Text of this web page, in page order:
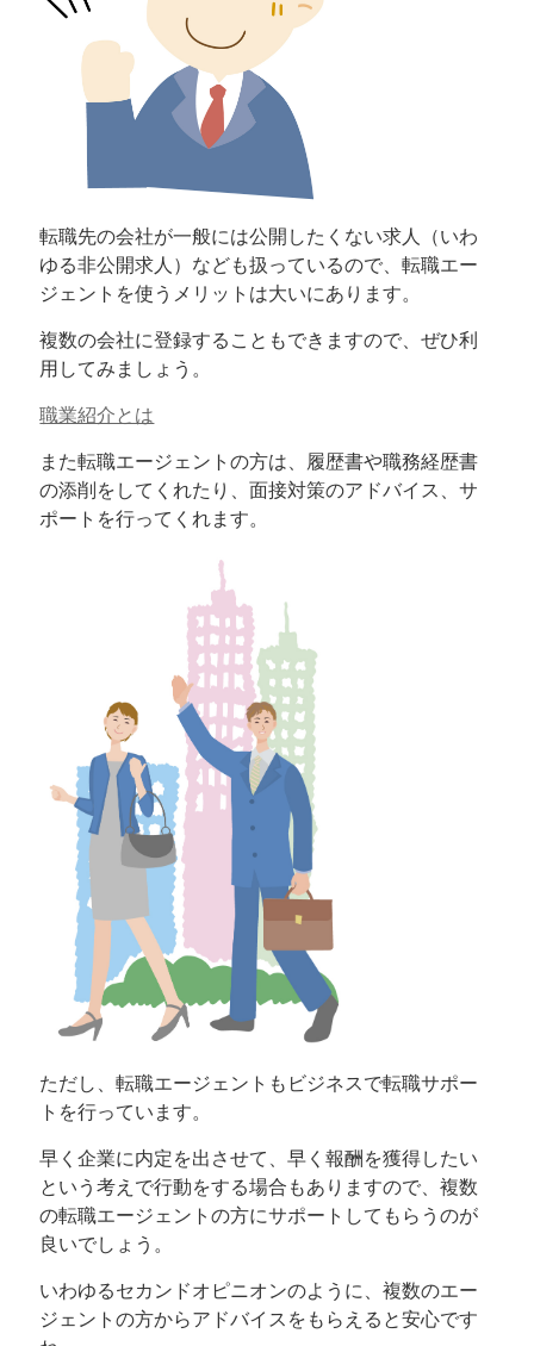
転職先の会社が一般には公開したくない求人（いわ
ゆる非公開求人）なども扱っているので、転職エー
ジェントを使うメリットは大いにあります。
複数の会社に登録することもできますので、ぜひ利
用してみましょう。
職業紹介とは
また転職エージェントの方は、履歴書や職務経歴書
の添削をしてくれたり、面接対策のアドバイス、サ
ポートを行ってくれます。
ただし、転職エージェントもビジネスで転職サポー
トを行っています。
早く企業に内定を出させて、早く報酬を獲得したい
という考えで行動をする場合もありますので、複数
の転職エージェントの方にサポートしてもらうのが
良いでしょう。
いわゆるセカンドオピニオンのように、複数のエー
ジェントの方からアドバイスをもらえると安心です